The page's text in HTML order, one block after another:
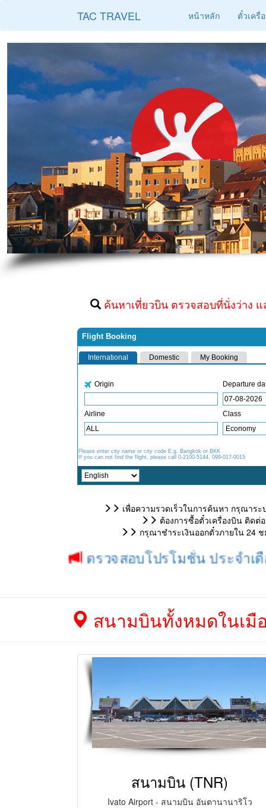
TAC TRAVEL หน้าหลัก ตั๋วเครื่
ค้นหาเที่ยวบิน ตรวจสอบที่นั่งว่าง
เพื่อความรวดเร็วในการค้นหา กรุณาร
ต้องการซื้อตั๋วเครื่องบิน ติดต่
กรุณาชำระเงินออกตั๋วภายใน 24
ตรวจสอบโปรโมชั่น ประจำเดือ
สนามบินทั้งหมดในเมื
สนามบิน (TNR)
Ivato Airport - สนามบิน อันตานานาริโว